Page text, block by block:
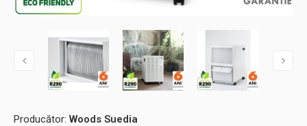
Producător: Woods Suedia